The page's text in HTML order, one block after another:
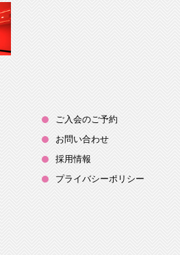
ご入会のご予約
お問い合わせ
採用情報
プライバシーポリシー